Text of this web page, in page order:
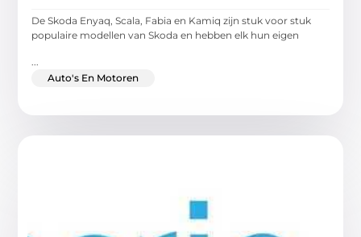
De Skoda Enyaq, Scala, Fabia en Kamiq zijn stuk voor stuk
populaire modellen van Skoda en hebben elk hun eigen
Auto's En Motoren